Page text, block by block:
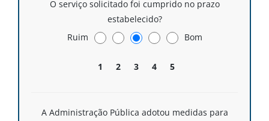
O serviço solicitado foi cumprido no prazo
estabelecido?
Ruim
1 2 3 4 5
Bom
A Administração Pública adotou medidas para